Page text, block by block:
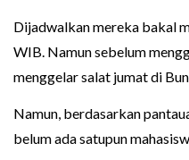
Dijadwalkan mereka bakal
WIB. Namun sebelum
menggelar salat jumat di
Namun, berdasarkan
belum ada satupun